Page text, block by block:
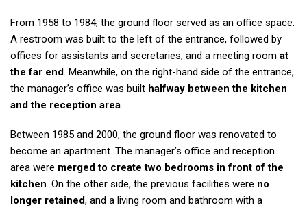
From 1958 to 1984, the ground floor served as an office space.
A restroom was built to the left of the entrance, followed by
offices for assistants and secretaries, and a meeting room at
the far end. Meanwhile, on the right-hand side of the entrance,
the manager’s office was built halfway between the kitchen
and the reception area.
Between 1985 and 2000, the ground floor was renovated to
become an apartment. The manager’s office and reception
area were merged to create two bedrooms in front of the
kitchen. On the other side, the previous facilities were no
longer retained, and a living room and bathroom with a